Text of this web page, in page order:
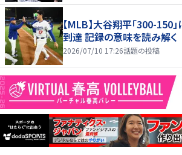
【MLB】大谷翔平「300-150
到達 記録の意味を読み解く
2026/07/10 17:26話題の投稿